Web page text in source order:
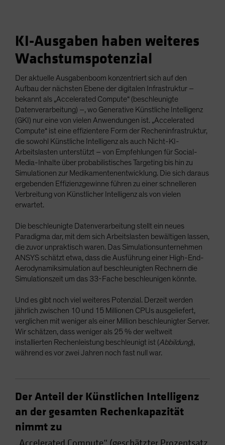
KI-Ausgaben haben weiteres
Wachstumspotenzial
Der aktuelle Ausgabenboom konzentriert sich auf den
Aufbau der nächsten Ebene der digitalen Infrastruktur –
bekannt als „Accelerated Compute“ (beschleunigte
Datenverarbeitung) –, wo Generative Künstliche Intelligenz
(GKI) nur eine von vielen Anwendungen ist. „Accelerated
Compute“ ist eine effizientere Form der Recheninfrastruktur,
die sowohl Künstliche Intelligenz als auch Nicht-KI-
Arbeitslasten unterstützt – von Empfehlungen für Social-
Media-Inhalte über probabilistisches Targeting bis hin zu
Simulationen zur Medikamentenentwicklung. Die sich daraus
ergebenden Effizienzgewinne führen zu einer schnelleren
Verbreitung von Künstlicher Intelligenz als von vielen
erwartet.
Die beschleunigte Datenverarbeitung stellt ein neues
Paradigma dar, mit dem sich Arbeitslasten bewältigen lassen,
die zuvor unpraktisch waren. Das Simulationsunternehmen
ANSYS schätzt etwa, dass die Ausführung einer High-End-
Aerodynamiksimulation auf beschleunigten Rechnern die
Simulationszeit um das 33-Fache beschleunigen könnte.
Und es gibt noch viel weiteres Potenzial. Derzeit werden
jährlich zwischen 10 und 15 Millionen CPUs ausgeliefert,
verglichen mit weniger als einer Million beschleunigter Server.
Wir schätzen, dass weniger als 25 % der weltweit
installierten Rechenleistung beschleunigt ist (Abbildung),
während es vor zwei Jahren noch fast null war.
Der Anteil der Künstlichen Intelligenz
an der gesamten Rechenkapazität
nimmt zu